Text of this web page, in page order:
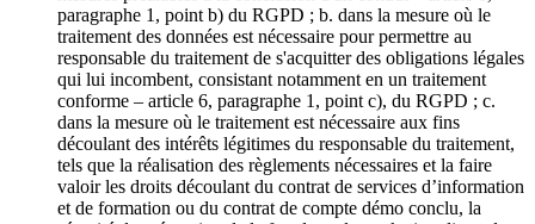
paragraphe 1, point b) du RGPD ; b. dans la mesure où le
traitement des données est nécessaire pour permettre au
responsable du traitement de s'acquitter des obligations légales
qui lui incombent, consistant notamment en un traitement
conforme – article 6, paragraphe 1, point c), du RGPD ; c.
dans la mesure où le traitement est nécessaire aux fins
découlant des intérêts légitimes du responsable du traitement,
tels que la réalisation des règlements nécessaires et la faire
valoir les droits découlant du contrat de services d’information
et de formation ou du contrat de compte démo conclu, la